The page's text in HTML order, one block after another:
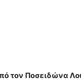
τον Ποσειδώνα